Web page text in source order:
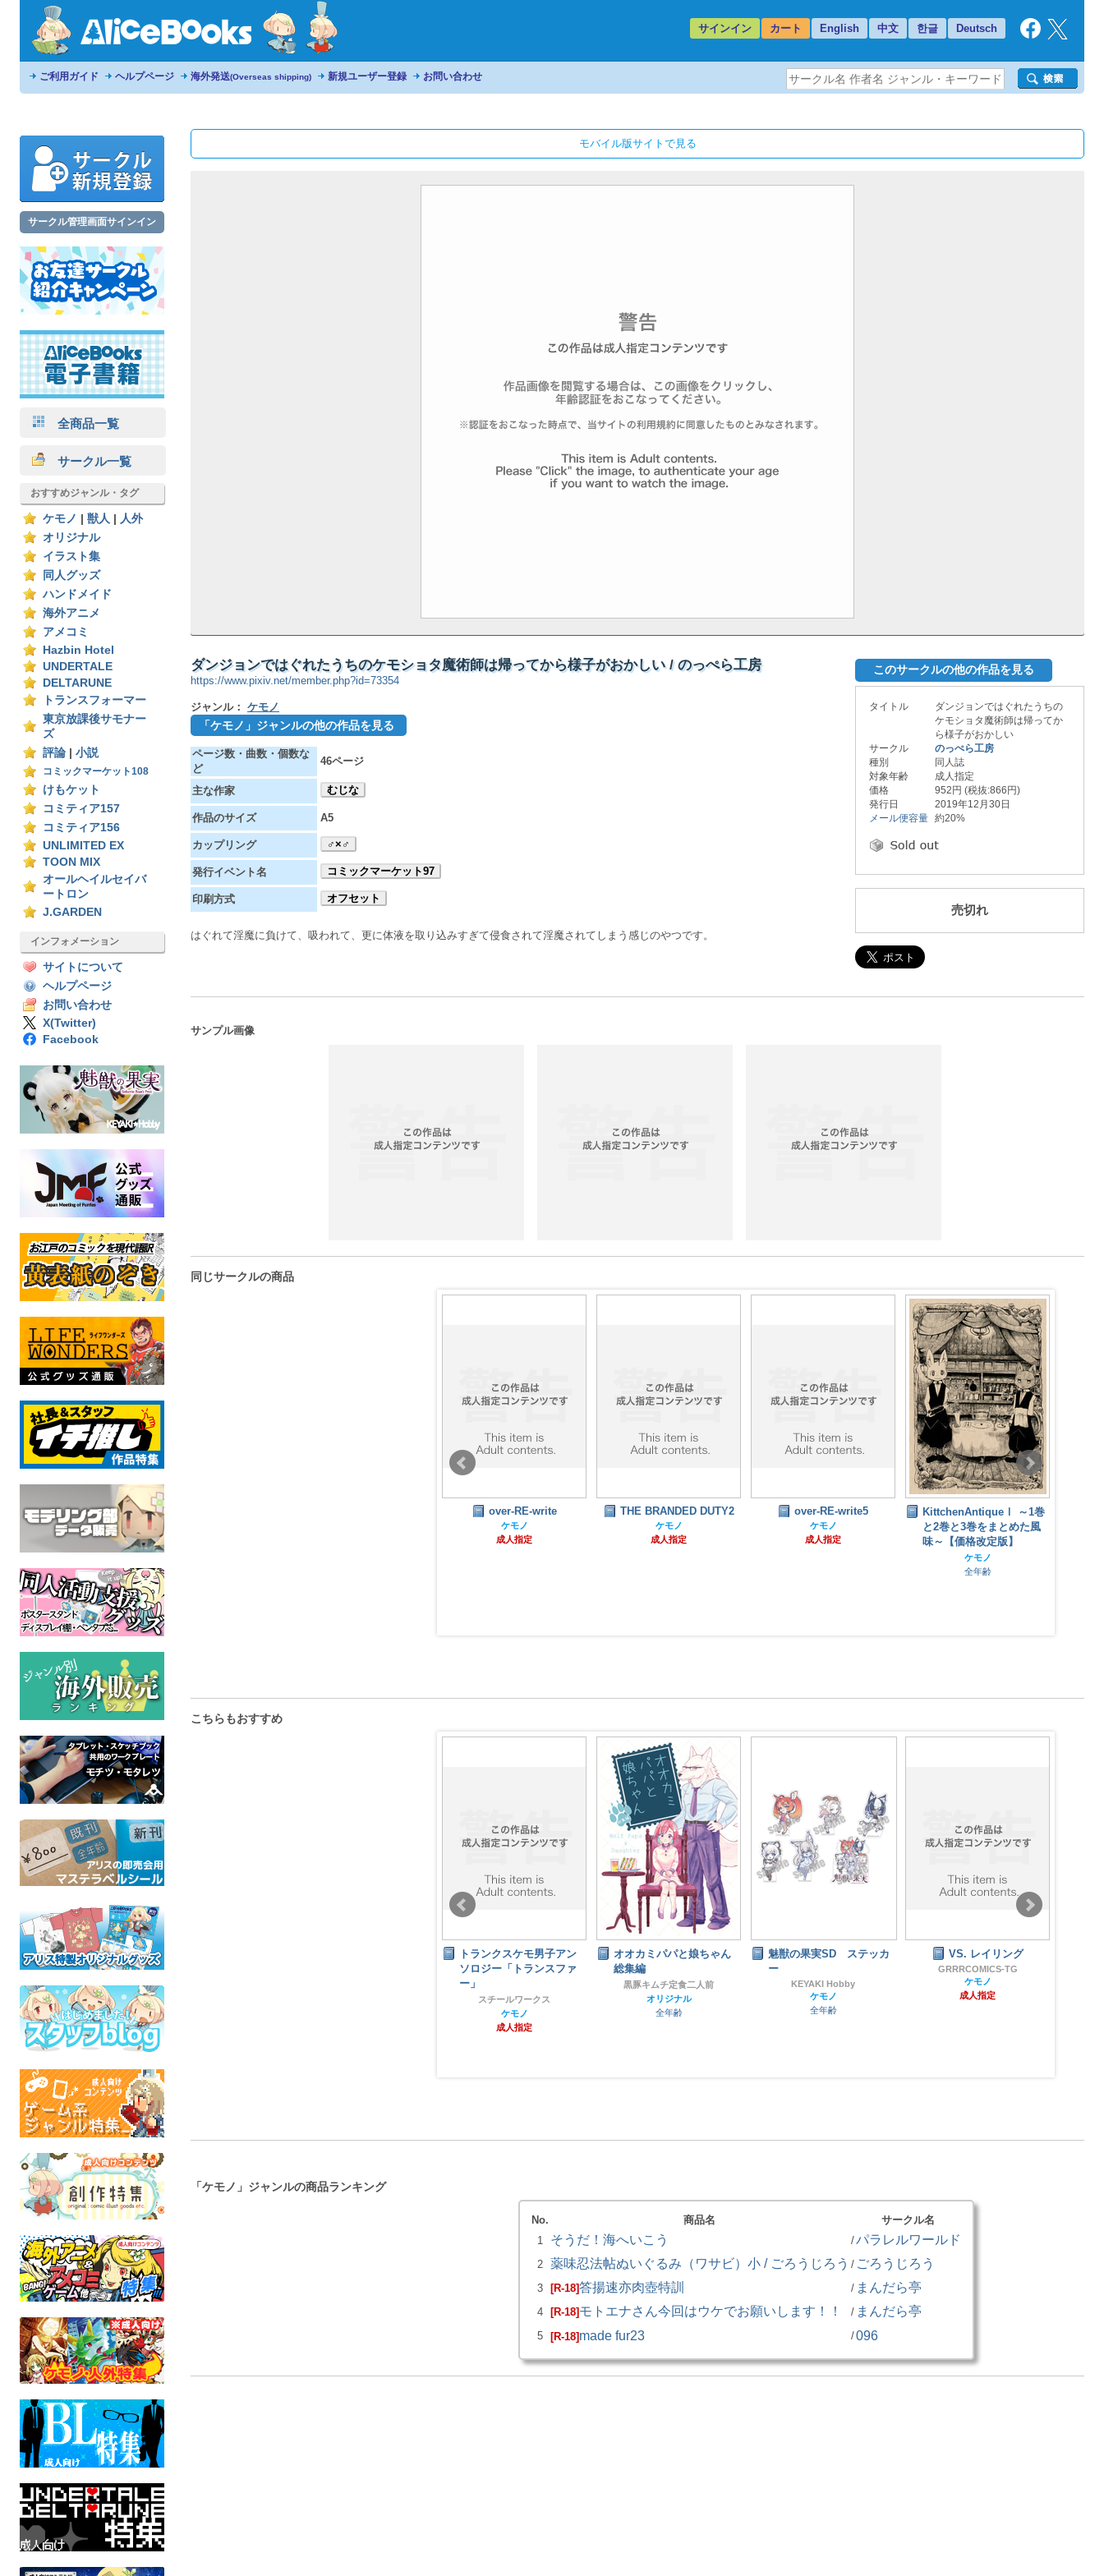
サインイン カート English 中文 한글 Deutsch
ご利用ガイド ヘルプページ 海外発送(Overseas shipping) 新規ユーザー登録 お問い合わせ
サークル管理画面サインイン
全商品一覧
サークル一覧
おすすめジャンル・タグ
ケモノ 獣人
人外
オリジナル
イラスト集
同人グッズ
ハンドメイド
海外アニメ
アメコミ
Hazbin Hotel
UNDERTALE
DELTARUNE
トランスフォーマー
東京放課後サモナー
ズ
評論
小説
コミックマーケット108
けもケット
コミティア157
コミティア156
UNLIMITED EX
TOON MIX
オールヘイルセイバ
ートロン
J.GARDEN
インフォメーション
サイトについて
ヘルプページ
お問い合わせ
X(Twitter)
Facebook
モバイル版サイトで見る
ダンジョンではぐれたうちのケモショタ魔術師は帰ってから様子がおかしい / のっぺら工房
https://www.pixiv.net/member.php?id=73354
ジャンル： ケモノ
「ケモノ」ジャンルの他の作品を見る
ページ数・曲数・個数な
ど
46ページ
主な作家 むじな
作品のサイズ A5
カップリング ♂×♂
発行イベント名 コミックマーケット97
印刷方式 オフセット
はぐれて淫魔に負けて、吸われて、更に体液を取り込みすぎて侵食されて淫魔されてしまう感じのやつです。
このサークルの他の作品を見る
タイトル
ダンジョンではぐれたうちの
ケモショタ魔術師は帰ってか
ら様子がおかしい
サークル
のっぺら工房
種別
同人誌
対象年齢
成人指定
価格
952円 (税抜:866円)
発行日
2019年12月30日
メール便容量 約20%
売切れ
サンプル画像
同じサークルの商品
んぷくたぬきのちんパ
ティー
over-RE-write
ケモノ
成人指定
THE BRANDED DUTY2
ケモノ
成人指定
over-RE-write5
ケモノ
成人指定
KittchenAntiqueⅠ ～1巻
と2巻と3巻をまとめた風
味～【価格改定版】
ケモノ
全年齢
こちらもおすすめ
答揚速亦肉壺特訓
まんだら亭
ケモノ
成人指定
トランクスケモ男子アン
ソロジー「トランスファ
ー」
スチールワークス
ケモノ
成人指定
オオカミパパと娘ちゃん
総集編
黒豚キムチ定食二人前
オリジナル
全年齢
魅獣の果実SD ステッカ
ー
KEYAKI Hobby
ケモノ
全年齢
VS. レイリング
GRRRCOMICS-TG
ケモノ
成人指定
「ケモノ」ジャンルの商品ランキング
No. 商品名
サークル名
1
そうだ！海へいこう /パラレルワールド
2 薬味忍法帖ぬいぐるみ（ワサビ）小 / ごろうじろう / ごろうじろう
3 [R-18]答揚速亦肉壺特訓 / まんだら亭
4 [R-18]モトエナさん今回はウケでお願いします！！ / まんだら亭
5 [R-18]made fur23 /096